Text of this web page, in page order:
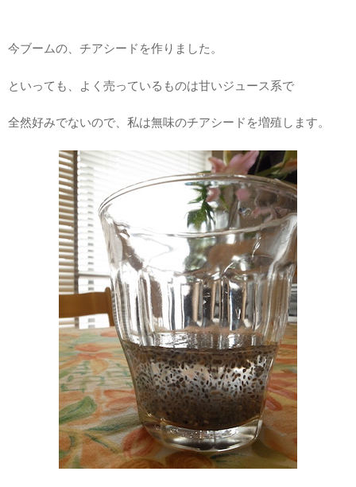
今ブームの、チアシードを作りました。
といっても、よく売っているものは甘いジュース系で
全然好みでないので、私は無味のチアシードを増殖します。